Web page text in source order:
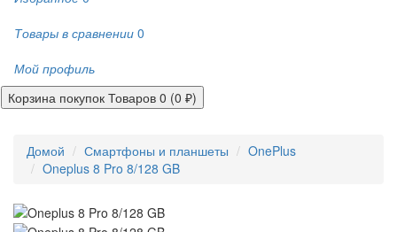
Товары в сравнении 0
Мой профиль
Корзина покупок Товаров 0 (0 ₽)
Домой Смартфоны и планшеты
OnePlus
Oneplus 8 Pro 8/128 GB